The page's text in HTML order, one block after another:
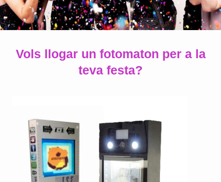
Vols llogar un fotomaton per a la
teva festa?